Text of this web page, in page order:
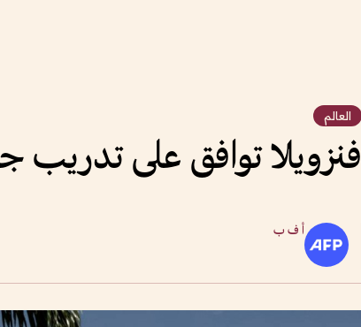
العالم
فنزويلا توافق على
أ ف ب